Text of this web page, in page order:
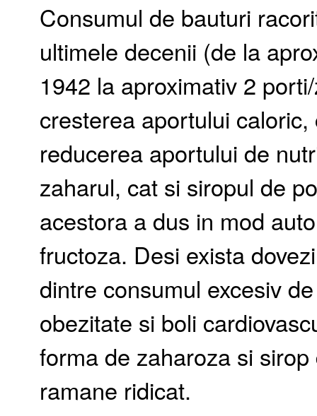
Consumul de bauturi
ultimele decenii (de la
1942 la aproximativ 2
cresterea aportului
reducerea aportului de
zaharul, cat si siropul de
acestora a dus in mod
fructoza. Desi exista
dintre consumul excesiv
obezitate si boli
forma de zaharoza si
ramane ridicat.